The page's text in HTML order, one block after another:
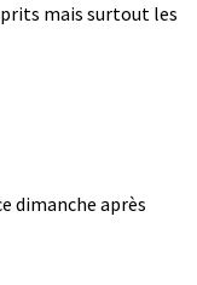
mais surtout les
dimanche après